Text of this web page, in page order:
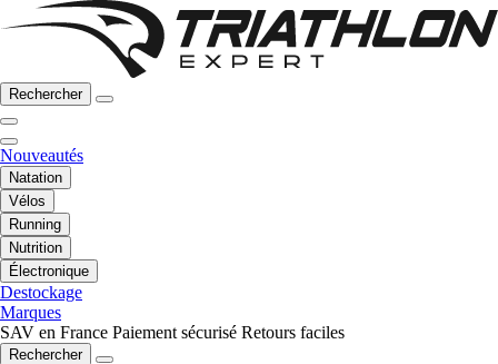
Rechercher
Nouveautés
Natation
Vélos
Running
Nutrition
Électronique
Destockage
Marques
SAV en France Paiement sécurisé Retours faciles
Rechercher